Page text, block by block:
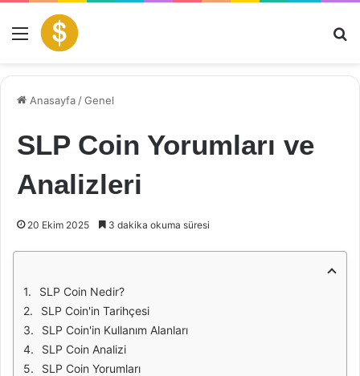
Menü
Anasayfa /Genel
SLP Coin Yorumları ve
Analizleri
20 Ekim 2025 3 dakika okuma süresi
SLP Coin Nedir?
SLP Coin'in Tarihçesi
SLP Coin'in Kullanım Alanları
SLP Coin Analizi
SLP Coin Yorumları